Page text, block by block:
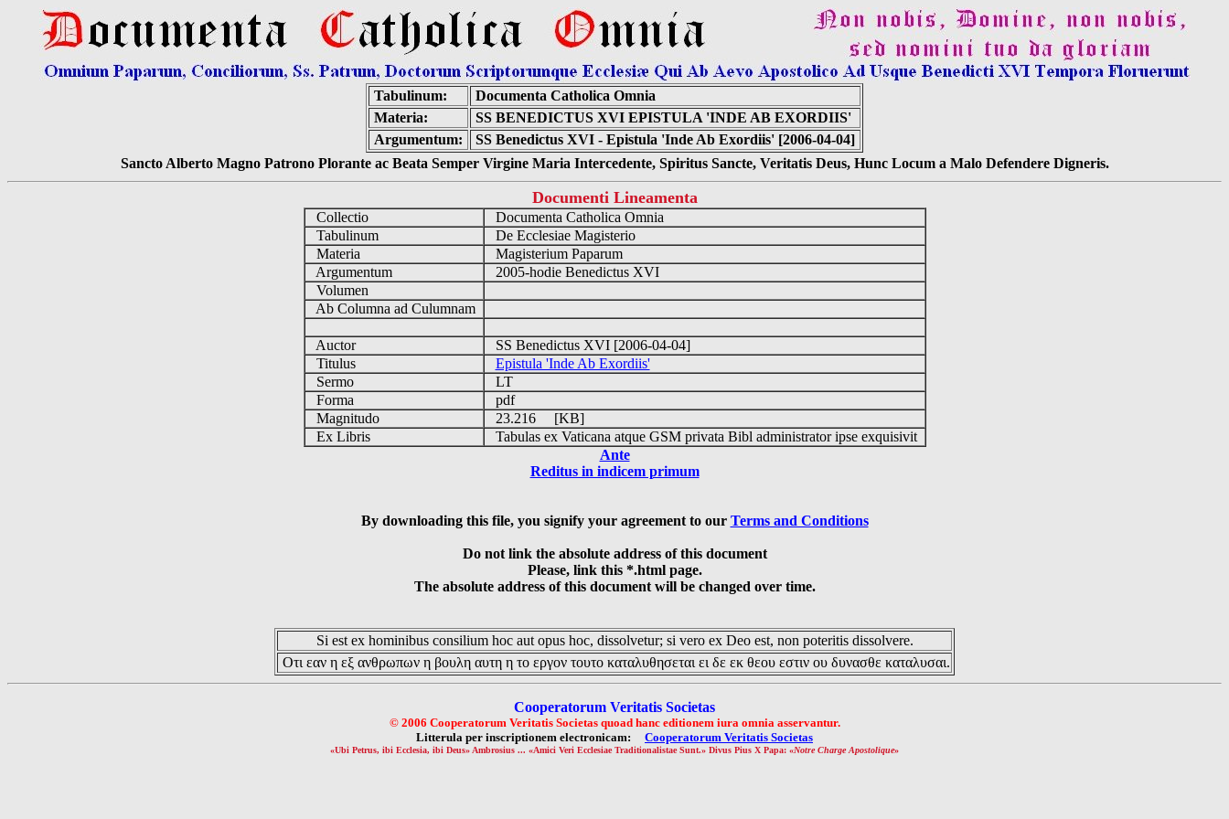
Tabulinum:
Documenta Catholica Omnia
Materia:
SS BENEDICTUS XVI EPISTULA 'INDE AB EXORDIIS'
Argumentum:
SS Benedictus XVI - Epistula 'Inde Ab Exordiis' [2006-04-04]
Sancto Alberto Magno Patrono Plorante ac Beata Semper Virgine Maria Intercedente, Spiritus Sancte, Veritatis Deus, Hunc Locum a Malo Defendere Digneris.
Documenti Lineamenta
Collectio
Documenta Catholica Omnia
Tabulinum
De Ecclesiae Magisterio
Materia
Magisterium Paparum
Argumentum
2005-hodie Benedictus XVI
Volumen
Ab Columna ad Culumnam
Auctor
SS Benedictus XVI [2006-04-04]
Titulus
Epistula 'Inde Ab Exordiis'
Sermo
LT
Forma
pdf
Magnitudo
23.216 [KB]
Ex Libris
Tabulas ex Vaticana atque GSM privata Bibl administrator ipse exquisivit
Ante
Reditus in indicem primum
By downloading this file, you signify your agreement to our Terms and Conditions
Do not link the absolute address of this document
Please, link this *.html page.
The absolute address of this document will be changed over time.
Si est ex hominibus consilium hoc aut opus hoc, dissolvetur; si vero ex Deo est, non poteritis dissolvere.
Οτι εαν η εξ ανθρωπων η βουλη αυτη η το εργον τουτο καταλυθησεται ει δε εκ θεου εστιν ου δυνασθε καταλυσαι.
Cooperatorum Veritatis Societas
© 2006 Cooperatorum Veritatis Societas quoad hanc editionem iura omnia asservantur.
Litterula per inscriptionem electronicam: Cooperatorum Veritatis Societas
«Ubi Petrus, ibi Ecclesia, ibi Deus» Ambrosius ... «Amici Veri Ecclesiae Traditionalistae Sunt.» Divus Pius X Papa: «Notre Charge Apostolique»